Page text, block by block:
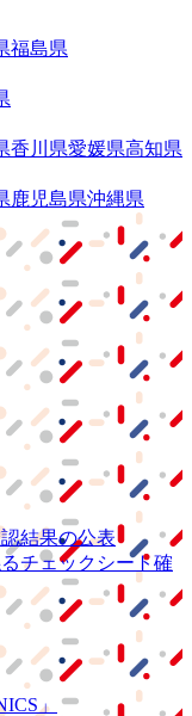
福島県
香川県愛媛県高知県
鹿児島県沖縄県
結果の公表
チェックシート確
」